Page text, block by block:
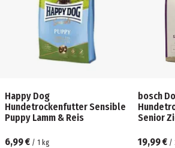
Happy Dog
Hundetrockenfutter Sensible
Puppy Lamm & Reis
6,99 € / 1 kg
bosch
Senior
19,99 € /